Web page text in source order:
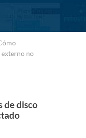
no
de disco